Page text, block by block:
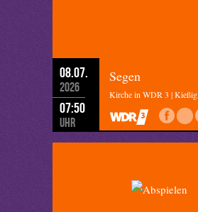
08.07.
2026
07:50
Uhr
Segen
Kirche in WDR 3 | Kießig